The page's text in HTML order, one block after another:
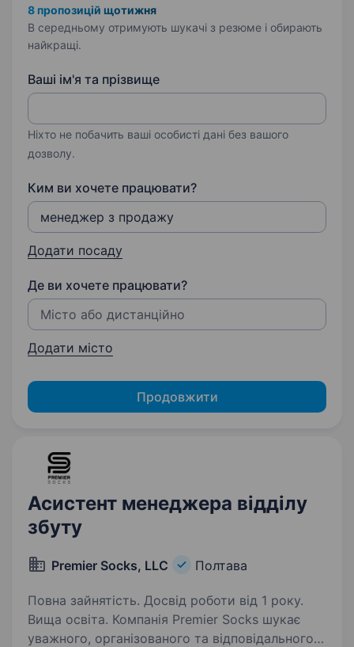
8 пропозицій щотижня
В середньому отримують шукачі з резюме і обирають
найкращі.
Ваші ім'я та прізвище
Ніхто не побачить ваші особисті дані без вашого
дозволу.
Ким ви хочете працювати?
Додати посаду
Де ви хочете працювати?
Додати місто
Продовжити
Асистент менеджера відділу
збуту
Premier Socks, LLC Полтава
Повна зайнятість. Досвід роботи від 1 року.
Вища освіта. Компанія Premier Socks шукає
уважного, організованого та відповідального